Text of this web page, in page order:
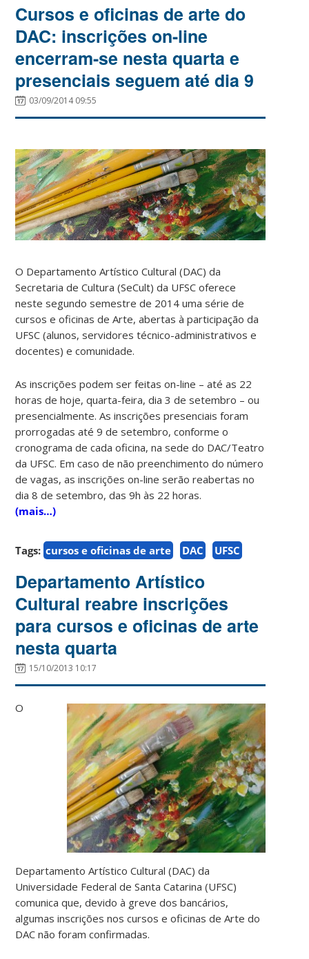
Cursos e oficinas de arte do
DAC: inscrições on-line
encerram-se nesta quarta e
presenciais seguem até dia 9
03/09/2014 09:55
O Departamento Artístico Cultural (DAC) da
Secretaria de Cultura (SeCult) da UFSC oferece
neste segundo semestre de 2014 uma série de
cursos e oficinas de Arte, abertas à participação da
UFSC (alunos, servidores técnico-administrativos e
docentes) e comunidade.
As inscrições podem ser feitas on-line – até as 22
horas de hoje, quarta-feira, dia 3 de setembro – ou
presencialmente. As inscrições presenciais foram
prorrogadas até 9 de setembro, conforme o
cronograma de cada oficina, na sede do DAC/Teatro
da UFSC. Em caso de não preenchimento do número
de vagas, as inscrições on-line serão reabertas no
dia 8 de setembro, das 9h às 22 horas.
(mais…)
Tags: cursos e oficinas de arte DAC UFSC
Departamento Artístico
Cultural reabre inscrições
para cursos e oficinas de arte
nesta quarta
15/10/2013 10:17
O
Departamento Artístico Cultural (DAC) da
Universidade Federal de Santa Catarina (UFSC)
comunica que, devido à greve dos bancários,
algumas inscrições nos cursos e oficinas de Arte do
DAC não foram confirmadas.